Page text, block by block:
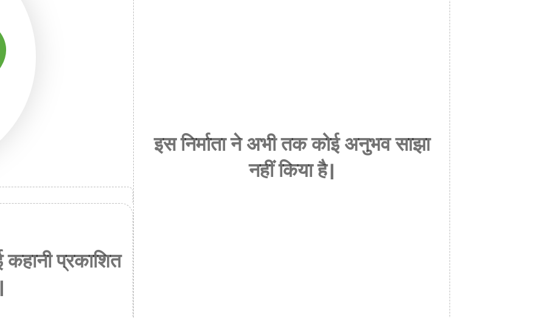
कहानी प्रकाशित
इस निर्माता ने अभी तक कोई अनुभव साझा
नहीं किया है।